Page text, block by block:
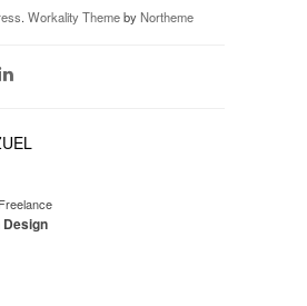
. Workality ThemebyNortheme